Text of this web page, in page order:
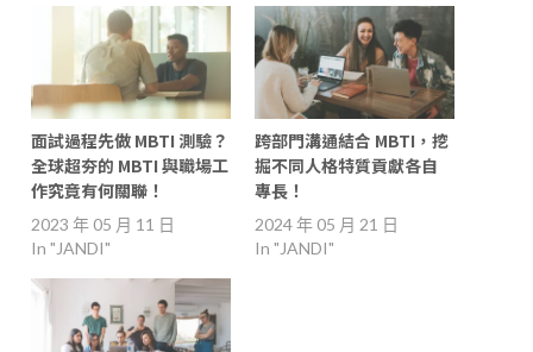
面試過程先做 MBTI 測驗？
全球超夯的 MBTI 與職場工
作究竟有何關聯！
2023 年 05 月 11 日
In "JANDI"
跨部門溝通結合 MBTI，挖
掘不同人格特質貢獻各自
專長！
2024 年 05 月 21 日
In "JANDI"